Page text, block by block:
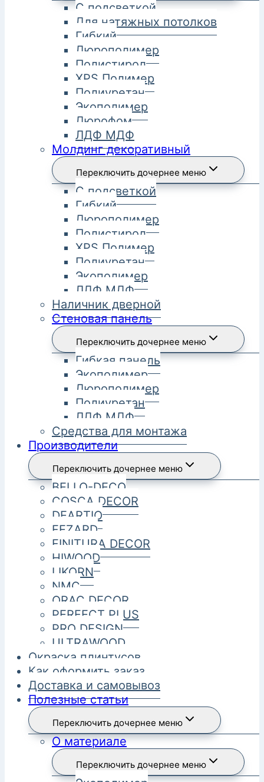
С подсветкой
Для натяжных потолков
Гибкий
Дюрополимер
Полистирол
XPS Полимер
Полиуретан
Экополимер
Дюрофом
ЛДФ МДФ
Молдинг декоративный
Переключить дочернее меню
С подсветкой
Гибкий
Дюрополимер
Полистирол
XPS Полимер
Полиуретан
Экополимер
ЛДФ МДФ
Наличник дверной
Стеновая панель
Переключить дочернее меню
Гибкая панель
Экополимер
Дюрополимер
Полиуретан
ЛДФ МДФ
Средства для монтажа
Производители
Переключить дочернее меню
BELLO-DECO
COSCA DECOR
DEARTIO
FEZARD
FINITURA DECOR
HIWOOD
LIKORN
NMC
ORAC DECOR
PERFECT PLUS
PRO DESIGN
ULTRAWOOD
Окраска плинтусов
Как оформить заказ
Доставка и самовывоз
Полезные статьи
Переключить дочернее меню
О материале
Переключить дочернее меню